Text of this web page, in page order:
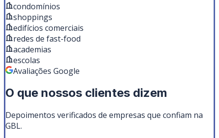
condomínios
shoppings
edifícios comerciais
redes de fast-food
academias
escolas
Avaliações Google
O que nossos clientes dizem
Depoimentos verificados de empresas que confiam na
GBL.